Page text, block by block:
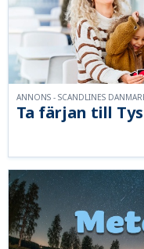
Ta färjan till
ANNONS - SCANDLINES